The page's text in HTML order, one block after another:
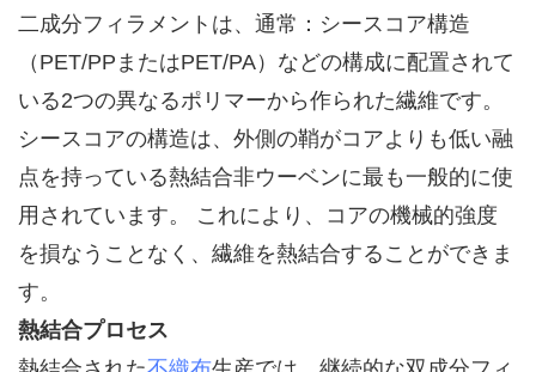
二成分フィラメントは、通常：シースコア構造
（PET/PPまたはPET/PA）などの構成に配置されて
いる2つの異なるポリマーから作られた繊維です。
シースコアの構造は、外側の鞘がコアよりも低い融
点を持っている熱結合非ウーベンに最も一般的に使
用されています。 これにより、コアの機械的強度
を損なうことなく、繊維を熱結合することができま
す。
熱結合プロセス